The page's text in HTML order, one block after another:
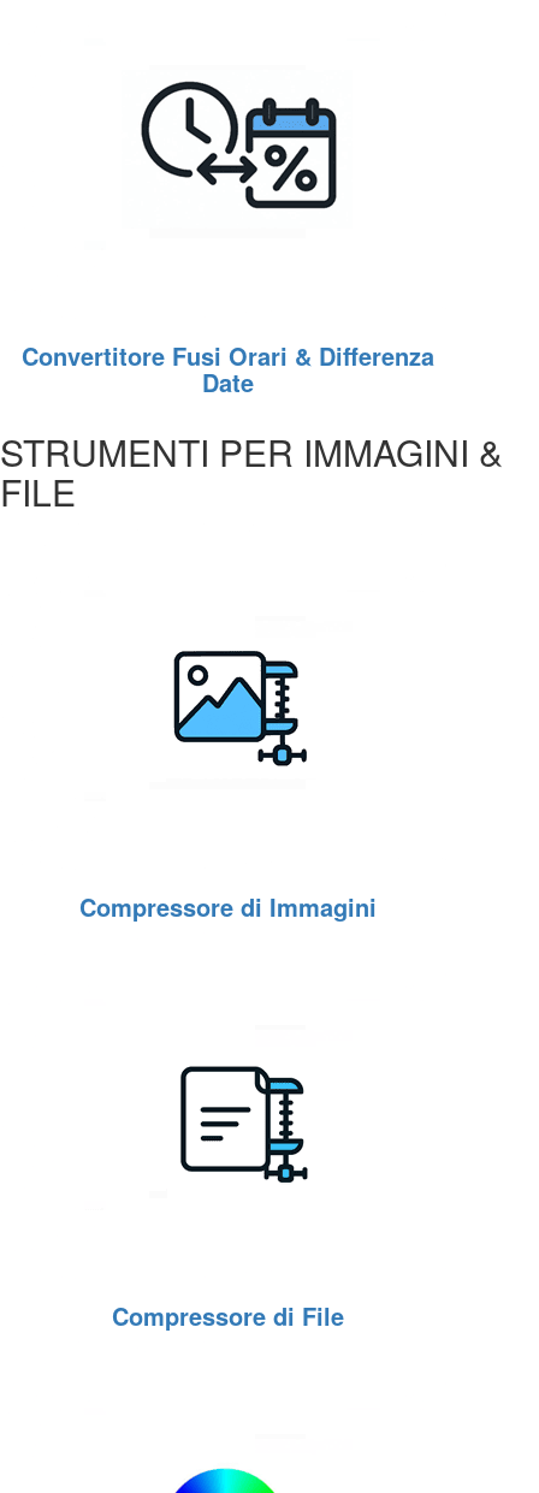
Convertitore Fusi Orari & Differenza
Date
STRUMENTI PER IMMAGINI &
FILE
Compressore di Immagini
Compressore di File